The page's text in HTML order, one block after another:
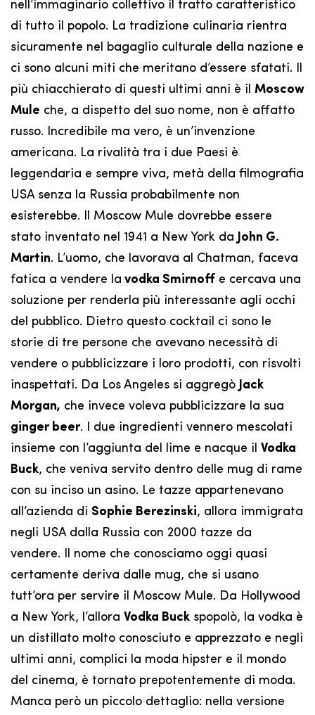
nell’immaginario collettivo il tratto caratteristico
di tutto il popolo. La tradizione culinaria rientra
sicuramente nel bagaglio culturale della nazione e
ci sono alcuni miti che meritano d’essere sfatati. Il
più chiacchierato di questi ultimi anni è il Moscow
Mule che, a dispetto del suo nome, non è affatto
russo. Incredibile ma vero, è un’invenzione
americana. La rivalità tra i due Paesi è
leggendaria e sempre viva, metà della filmografia
USA senza la Russia probabilmente non
esisterebbe. Il Moscow Mule dovrebbe essere
stato inventato nel 1941 a New York da
John G.
Martin. L’uomo, che lavorava al Chatman, faceva
fatica a vendere la vodka Smirnoff e cercava una
soluzione per renderla più interessante agli occhi
del pubblico. Dietro questo cocktail ci sono le
storie di tre persone che avevano necessità di
vendere o pubblicizzare i loro prodotti, con risvolti
inaspettati. Da Los Angeles si aggregò Jack
Morgan, che invece voleva pubblicizzare la sua
ginger beer. I due ingredienti vennero mescolati
insieme con l’aggiunta del lime e nacque il Vodka
Buck, che veniva servito dentro delle mug di rame
con su inciso un asino. Le tazze appartenevano
all’azienda di Sophie Berezinski, allora immigrata
negli USA dalla Russia con 2000 tazze da
vendere. Il nome che conosciamo oggi quasi
certamente deriva dalle mug, che si usano
tutt’ora per servire il Moscow Mule. Da Hollywood
a New York, l’allora Vodka Buck spopolò, la vodka è
un distillato molto conosciuto e apprezzato e negli
ultimi anni, complici la moda hipster e il mondo
del cinema, è tornato prepotentemente di moda.
Manca però un piccolo dettaglio: nella versione